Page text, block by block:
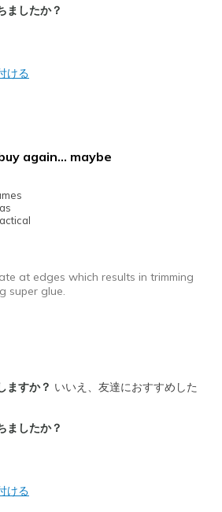
true to width
ましたか？
ける
again… maybe
at edges which results in trimming
super glue.
レビュー
ますか？ いいえ、友達におすすめした
ましたか？
ける